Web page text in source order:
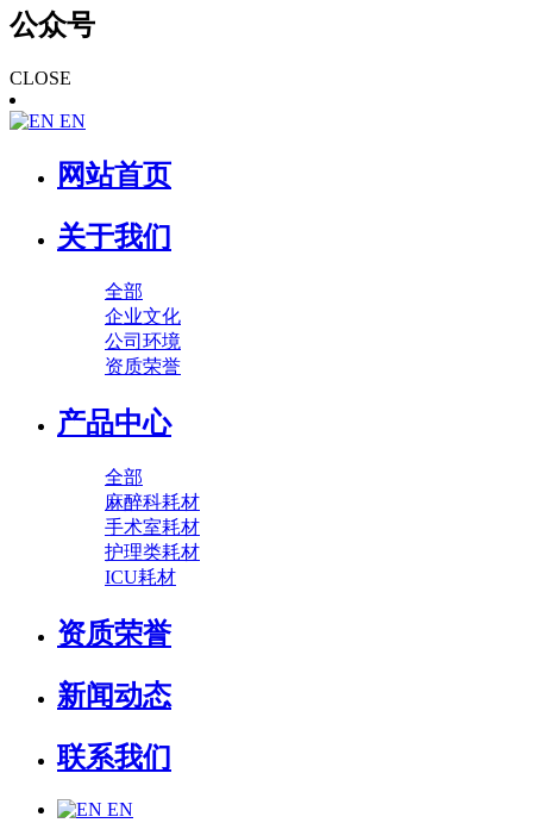
公众号
CLOSE
EN
网站首页
关于我们
全部
企业文化
公司环境
资质荣誉
产品中心
全部
麻醉科耗材
手术室耗材
护理类耗材
ICU耗材
资质荣誉
新闻动态
联系我们
EN